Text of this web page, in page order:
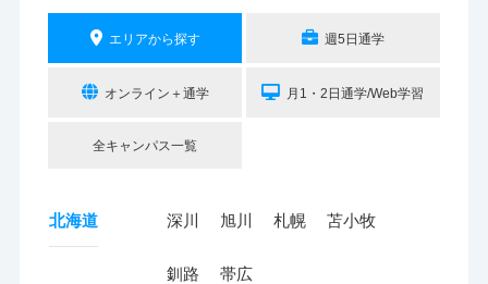
エリアから探す 週5日通学
オンライン＋通学 月1・2日通学/Web学習
全キャンパス一覧
北海道 深川 旭川 札幌 苫小牧
釧路 帯広